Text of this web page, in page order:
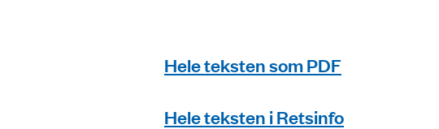
Hele teksten som PDF
Hele teksten i Retsinfo